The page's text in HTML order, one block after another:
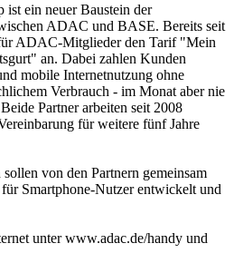
ein neuer Baustein der
ADAC und BASE. Bereits seit
ADAC-Mitglieder den Tarif "Mein
an. Dabei zahlen Kunden
mobile Internetnutzung ohne
Verbrauch - im Monat aber nie
Partner arbeiten seit 2008
für weitere fünf Jahre
von den Partnern gemeinsam
Smartphone-Nutzer entwickelt und
unter www.adac.de/handy und